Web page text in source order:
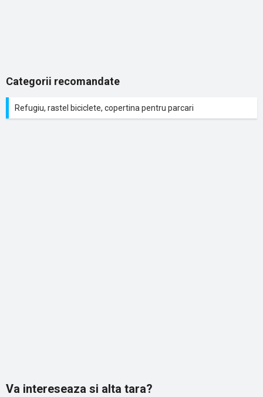
Categorii recomandate
Refugiu, rastel biciclete, copertina pentru parcari
Va intereseaza si alta tara?